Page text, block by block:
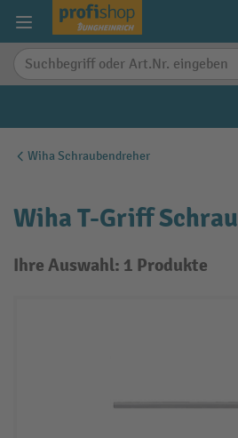
springen
Wiha Schraubendreher
Wiha T-Griff
Ihre Auswahl: 1 Produkte